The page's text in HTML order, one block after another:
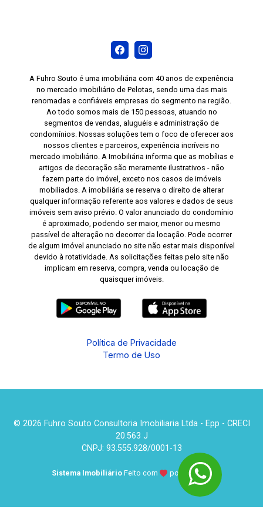
A Fuhro Souto é uma imobiliária com 40 anos de experiência
no mercado imobiliário de Pelotas, sendo uma das mais
renomadas e confiáveis empresas do segmento na região.
Ao todo somos mais de 150 pessoas, atuando no
segmentos de vendas, aluguéis e administração de
condomínios. Nossas soluções tem o foco de oferecer aos
nossos clientes e parceiros, experiência incríveis no
mercado imobiliário. A Imobiliária informa que as mobílias e
artigos de decoração são meramente ilustrativos - não
fazem parte do imóvel, exceto nos casos de imóveis
mobiliados. A imobiliária se reserva o direito de alterar
qualquer informação referente aos valores e dados de seus
imóveis sem aviso prévio. O valor anunciado do condomínio
é aproximado, podendo ser maior, menor ou mesmo
passível de alteração no decorrer da locação. Pode ocorrer
de algum imóvel anunciado no site não estar mais disponível
devido à rotatividade. As solicitações feitas pelo site não
implicam em reserva, compra, venda ou locação de
quaisquer imóveis.
Política de Privacidade
Termo de Uso
© 2026 Fuhro Souto Consultoria Imobiliaria Ltda - Epp - CRECI
20.563 J
CNPJ: 93.555.928/0001-13
Sistema Imobiliário Feito com por KUROLE